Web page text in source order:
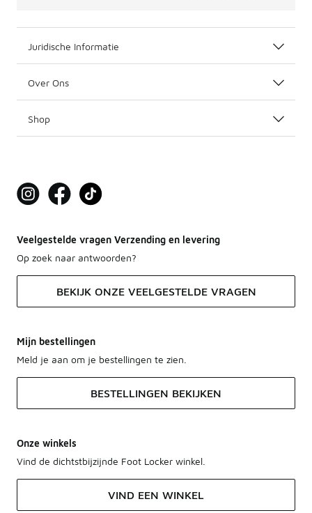
Juridische Informatie
Over Ons
Shop
Veelgestelde vragen Verzending en levering
Op zoek naar antwoorden?
BEKIJK ONZE VEELGESTELDE VRAGEN
Mijn bestellingen
Meld je aan om je bestellingen te zien.
BESTELLINGEN BEKIJKEN
Onze winkels
Vind de dichtstbijzijnde Foot Locker winkel.
VIND EEN WINKEL